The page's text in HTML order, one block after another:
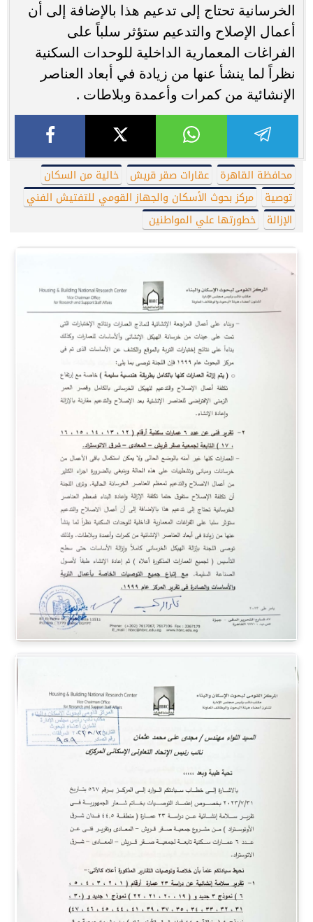
الخرسانية تحتاج إلى تدعيم هذا بالإضافة إلى أن
أعمال الإصلاح والتدعيم ستؤثر سلباً على
الفراغات المعمارية الداخلية للوحدات السكنية
نظراً لما ينشأ عنها من زيادة في أبعاد العناصر
الإنشائية من كمرات وأعمدة وبلاطات .
محافظة القاهرة عقارات صقر قريش
خالية من السكان
توصية
مركز بحوث الأسكان والجهاز القومي للتفتيش الفني
الإزالة
خطورتها علي المواطنين